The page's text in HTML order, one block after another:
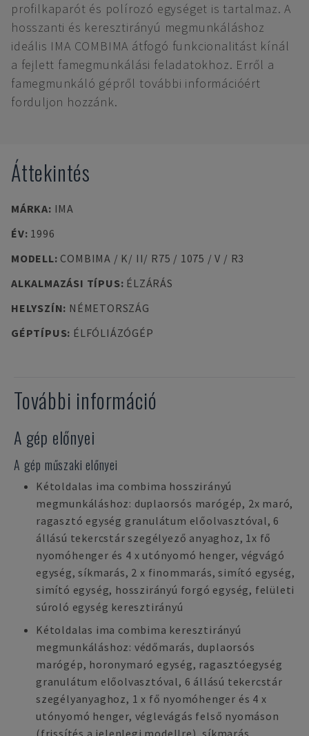
profilkaparót és polírozó egységet is tartalmaz. A
hosszanti és keresztirányú megmunkáláshoz
ideális IMA COMBIMA átfogó funkcionalitást kínál
a fejlett famegmunkálási feladatokhoz. Erről a
famegmunkáló gépről további információért
forduljon hozzánk.
Áttekintés
MÁRKA: IMA
ÉV: 1996
MODELL: COMBIMA / K/ II/ R75 / 1075 / V / R3
ALKALMAZÁSI TÍPUS: ÉLZÁRÁS
HELYSZÍN: NÉMETORSZÁG
GÉPTÍPUS: ÉLFÓLIÁZÓGÉP
További információ
A gép előnyei
A gép műszaki előnyei
Kétoldalas ima combima hosszirányú
megmunkáláshoz: duplaorsós marógép, 2x maró,
ragasztó egység granulátum előolvasztóval, 6
állású tekercstár szegélyező anyaghoz, 1x fő
nyomóhenger és 4 x utónyomó henger, végvágó
egység, síkmarás, 2 x finommarás, simító egység,
simító egység, hosszirányú forgó egység, felületi
súroló egység keresztirányú
Kétoldalas ima combima keresztirányú
megmunkáláshoz: védőmarás, duplaorsós
marógép, horonymaró egység, ragasztóegység
granulátum előolvasztóval, 6 állású tekercstár
szegélyanyaghoz, 1 x fő nyomóhenger és 4 x
utónyomó henger, véglevágás felső nyomáson
(frissítés a jelenlegi modellre), síkmarás,